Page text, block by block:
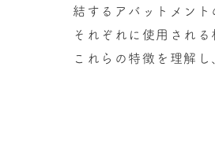
結するアバットメント
それぞれに使用され
これらの特徴を理解